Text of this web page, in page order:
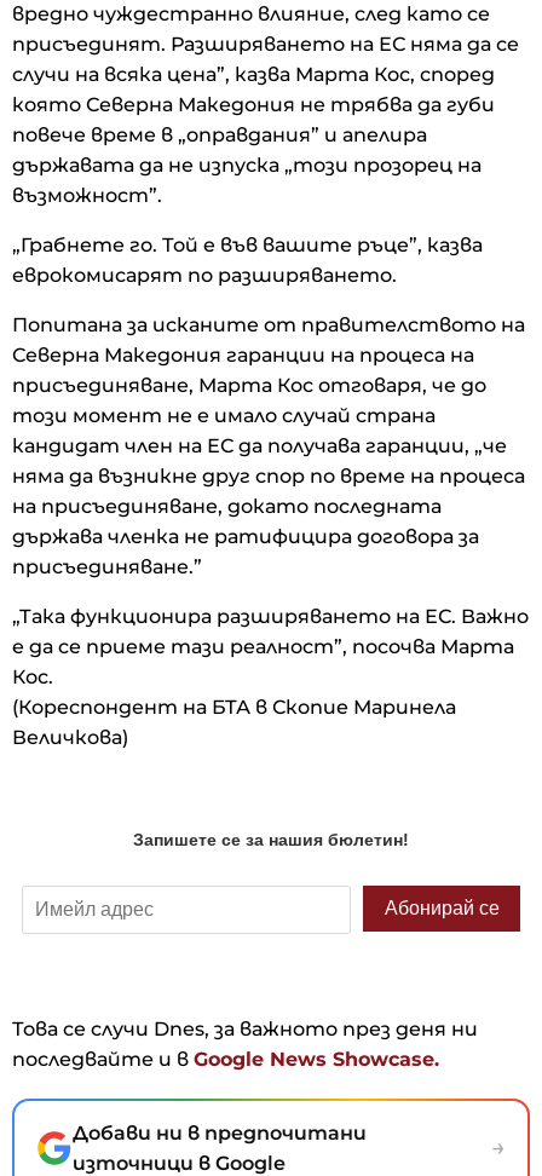
вредно чуждестранно влияние, след като се
присъединят. Разширяването на ЕС няма да се
случи на всяка цена”, казва Марта Кос, според
която Северна Македония не трябва да губи
повече време в „оправдания” и апелира
държавата да не изпуска „този прозорец на
възможност”.
„Грабнете го. Той е във вашите ръце”, казва
еврокомисарят по разширяването.
Попитана за исканите от правителството на
Северна Македония гаранции на процеса на
присъединяване, Марта Кос отговаря, че до
този момент не е имало случай страна
кандидат член на ЕС да получава гаранции, „че
няма да възникне друг спор по време на процеса
на присъединяване, докато последната
държава членка не ратифицира договора за
присъединяване.”
„Така функционира разширяването на ЕС. Важно
е да се приеме тази реалност”, посочва Марта
Кос.
(Кореспондент на БТА в Скопие Маринела
Величкова)
Това се случи Dnes, за важното през деня ни
последвайте и в Google News Showcase.
Добави ни в предпочитани
източници в Google
→